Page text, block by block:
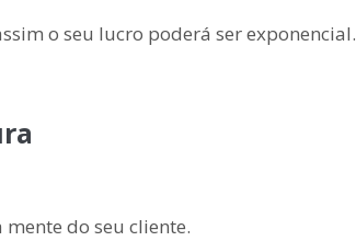
o seu lucro poderá ser exponencial.
do seu cliente.